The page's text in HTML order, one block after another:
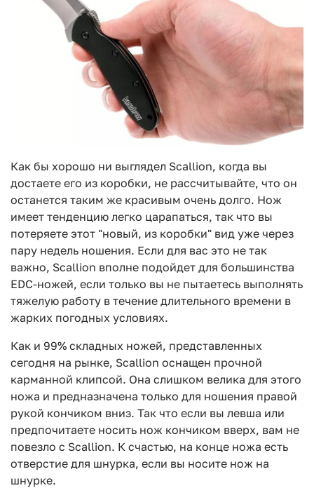
Как бы хорошо ни выглядел Scallion, когда вы
достаете его из коробки, не рассчитывайте, что он
останется таким же красивым очень долго. Нож
имеет тенденцию легко царапаться, так что вы
потеряете этот "новый, из коробки" вид уже через
пару недель ношения. Если для вас это не так
важно, Scallion вполне подойдет для большинства
EDC-ножей, если только вы не пытаетесь выполнять
тяжелую работу в течение длительного времени в
жарких погодных условиях.
Как и 99% складных ножей, представленных
сегодня на рынке, Scallion оснащен прочной
карманной клипсой. Она слишком велика для этого
ножа и предназначена только для ношения правой
рукой кончиком вниз. Так что если вы левша или
предпочитаете носить нож кончиком вверх, вам не
повезло с Scallion. К счастью, на конце ножа есть
отверстие для шнурка, если вы носите нож на
шнурке.